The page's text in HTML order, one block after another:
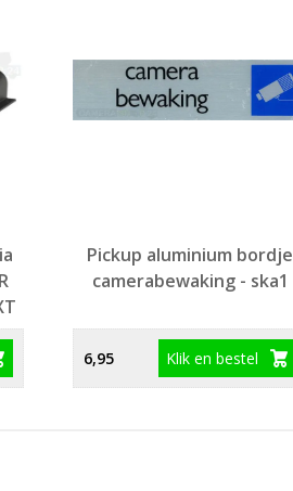
Pickup aluminium bordje
camerabewaking - ska1
6,95 Klik en bestel